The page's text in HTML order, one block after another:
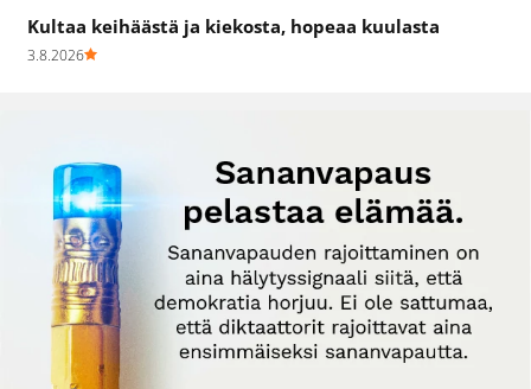
Kultaa keihäästä ja kiekosta, hopeaa kuulasta
3.8.2026